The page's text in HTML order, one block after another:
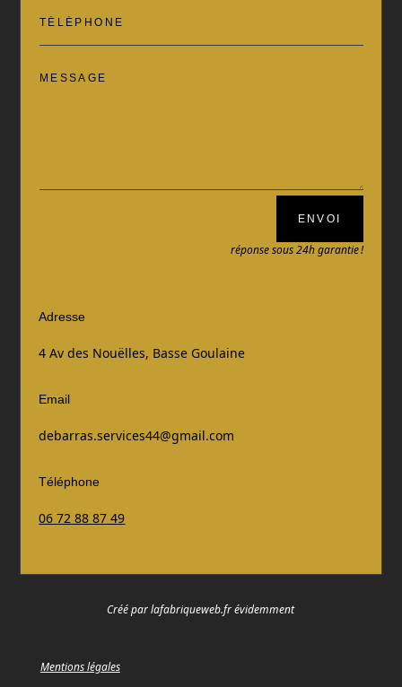
ENVOI
réponse sous 24h garantie !
Adresse
4 Av des Nouëlles, Basse Goulaine
Email
debarras.services44@gmail.com
Téléphone
06 72 88 87 49
Créé par lafabriqueweb.fr évidemment
Mentions légales